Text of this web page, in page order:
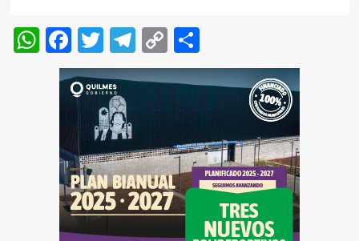
WhatsApp
Facebook
Twitter
Telegram
Copy
Link
Compartir